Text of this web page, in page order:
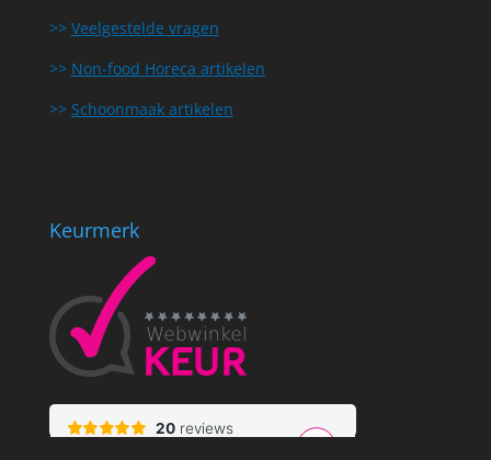
>> Veelgestelde vragen
>> Non-food Horeca artikelen
>> Schoonmaak artikelen
Keurmerk